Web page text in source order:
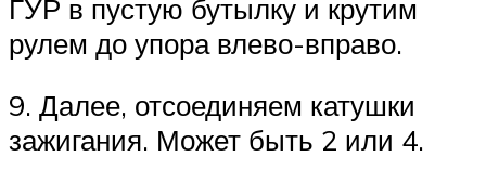
ГУР в пустую бутылку и крутим
рулем до упора влево-вправо.
9. Далее, отсоединяем катушки
зажигания. Может быть 2 или 4.